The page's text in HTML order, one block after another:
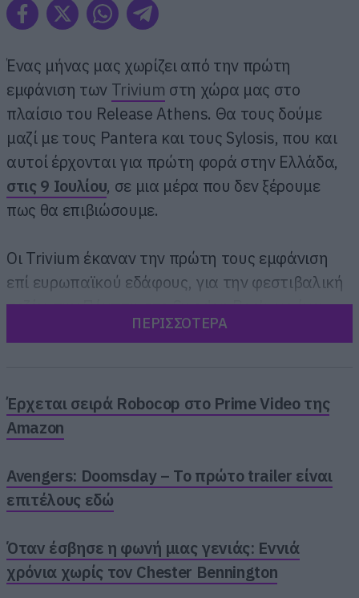
Ένας μήνας μας χωρίζει από την πρώτη
εμφάνιση των Trivium στη χώρα μας στο
πλαίσιο του Release Athens. Θα τους δούμε
μαζί με τους Pantera και τους Sylosis, που και
αυτοί έρχονται για πρώτη φορά στην Ελλάδα,
στις 9 Ιουλίου, σε μια μέρα που δεν ξέρουμε
πως θα επιβιώσουμε.
Οι Trivium έκαναν την πρώτη τους εμφάνιση
επί ευρωπαϊκού εδάφους, για την φεστιβαλική
σεζόν, την Πέμπτη στο Sweden Rock, με ένα
setlist που έριξε το μεγαλύτερο βάρος του στο
ΠΕΡΙΣΣΟΤΕΡΑ
Έρχεται σειρά Robocop στο Prime Video της
Amazon
Avengers: Doomsday – Το πρώτο trailer είναι
επιτέλους εδώ
Όταν έσβησε η φωνή μιας γενιάς: Εννιά
χρόνια χωρίς τον Chester Bennington